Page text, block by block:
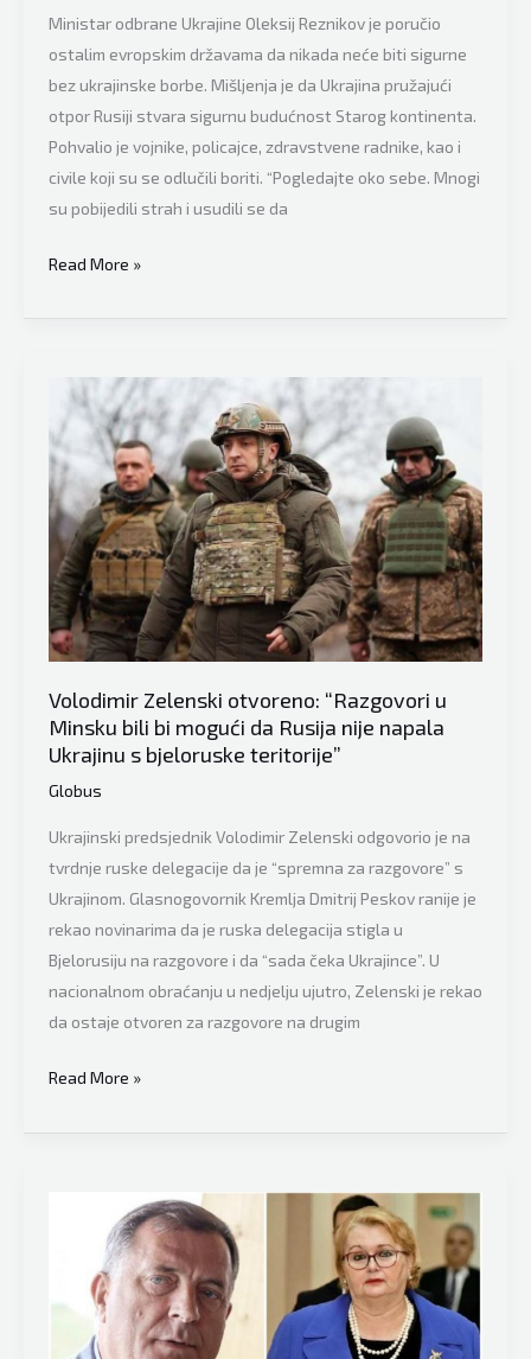
nestašica!
Ministar odbrane Ukrajine Oleksij Reznikov je poručio
ostalim evropskim državama da nikada neće biti sigurne
bez ukrajinske borbe. Mišljenja je da Ukrajina pružajući
otpor Rusiji stvara sigurnu budućnost Starog kontinenta.
Pohvalio je vojnike, policajce, zdravstvene radnike, kao i
civile koji su se odlučili boriti. “Pogledajte oko sebe. Mnogi
su pobijedili strah i usudili se da
Poruka
velikom
ukrajinski
ministar
odbrane:
“Bez
ukrajinske
borbe,
Evropa
nikada
neće
biti
sigurna”
Read More »
Volodimir Zelenski otvoreno: “Razgovori u
Minsku bili bi mogući da Rusija nije napala
Ukrajinu s bjeloruske teritorije”
Globus
Ukrajinski predsjednik Volodimir Zelenski odgovorio je na
tvrdnje ruske delegacije da je “spremna za razgovore” s
Ukrajinom. Glasnogovornik Kremlja Dmitrij Peskov ranije je
rekao novinarima da je ruska delegacija stigla u
Bjelorusiju na razgovore i da “sada čeka Ukrajince”. U
nacionalnom obraćanju u nedjelju ujutro, Zelenski je rekao
da ostaje otvoren za razgovore na drugim
Volodimir
otvoreno:
Read More »